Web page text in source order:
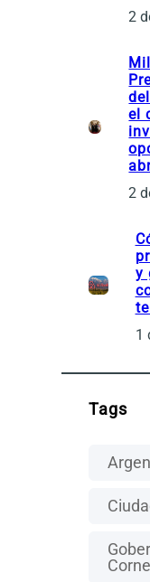
2
el
2
y
1
Tags